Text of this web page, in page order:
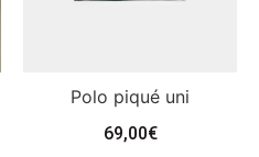
Polo piqué uni
69,00€